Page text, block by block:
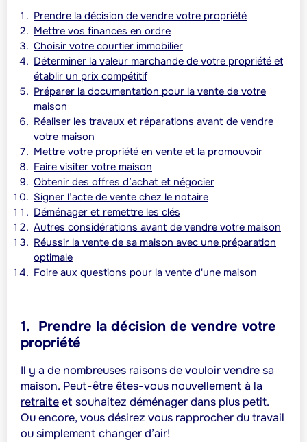
Prendre la décision de vendre votre propriété
Mettre vos finances en ordre
Choisir votre courtier immobilier
Déterminer la valeur marchande de votre propriété et
établir un prix compétitif
Préparer la documentation pour la vente de votre
maison
Réaliser les travaux et réparations avant de vendre
votre maison
Mettre votre propriété en vente et la promouvoir
Faire visiter votre maison
Obtenir des offres d’achat et négocier
Signer l’acte de vente chez le notaire
Déménager et remettre les clés
Autres considérations avant de vendre votre maison
Réussir la vente de sa maison avec une préparation
optimale
Foire aux questions pour la vente d'une maison
1. Prendre la décision de vendre votre
propriété
Il y a de nombreuses raisons de vouloir vendre sa
maison. Peut-être êtes-vous nouvellement à la
retraiteet souhaitez déménager dans plus petit.
Ou encore, vous désirez vous rapprocher du travail
ou simplement changer d’air!